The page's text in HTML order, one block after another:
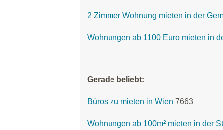
2 Zimmer Wohnung mieten in der
Wohnungen ab 1100 Euro mieten in
Gerade beliebt:
Büros zu mieten in Wien 7663
Wohnungen ab 100m² mieten in der